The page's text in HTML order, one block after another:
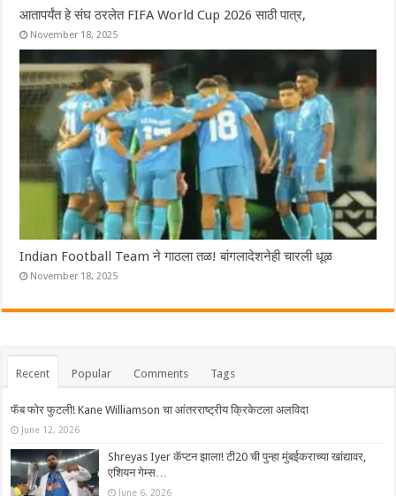
आतापर्यंत हे संघ ठरलेत FIFA World Cup 2026 साठी पात्र,
November 18, 2025
Indian Football Team ने गाठला तळ! बांगलादेशनेही चारली धूळ
November 18, 2025
Recent Popular Comments Tags
फॅब फोर फुटली! Kane Williamson चा आंतरराष्ट्रीय क्रिकेटला अलविदा
June 12, 2026
Shreyas Iyer कॅप्टन झाला! टी20 ची पुन्हा मुंबईकराच्या खांद्यावर,
एशियन गेम्स…
June 6, 2026